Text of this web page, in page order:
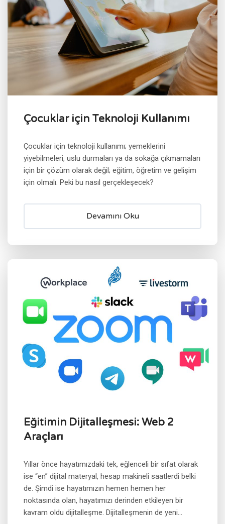
Çocuklar için Teknoloji Kullanımı
Çocuklar için teknoloji kullanımı; yemeklerini
yiyebilmeleri, uslu durmaları ya da sokağa çıkmamaları
için bir çözüm olarak değil; eğitim, öğretim ve gelişim
için olmalı. Peki bu nasıl gerçekleşecek?
Devamını Oku
Eğitimin Dijitalleşmesi: Web 2
Araçları
Yıllar önce hayatımızdaki tek, eğlenceli bir sıfat olarak
ise “en” dijital materyal, hesap makineli saatlerdi belki
de. Şimdi ise hayatımızın hemen hemen her
noktasında olan, hayatımızı derinden etkileyen bir
kavram oldu dijitalleşme. Dijitalleşmenin de yeni...